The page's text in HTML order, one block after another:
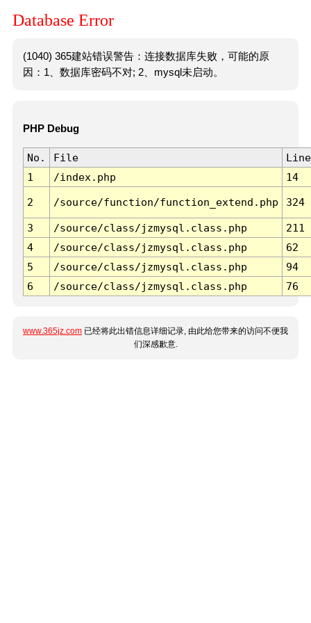
Database Error
(1040) 365建站错误警告：连接数据库失败，可能的原
因：1、数据库密码不对; 2、mysql未启动。
PHP Debug
No. File
Line
1
/index.php 14
2 /source/function/function_extend.php 324
3 /source/class/jzmysql.class.php
211
4
/source/class/jzmysql.class.php
62
5
/source/class/jzmysql.class.php
94
6
/source/class/jzmysql.class.php 76
www.365jz.com 已经将此出错信息详细记录, 由此给您带来的访问不便我
们深感歉意.